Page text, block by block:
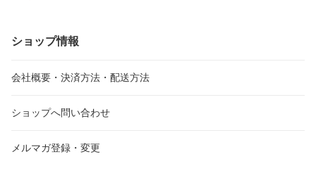
ショップ情報
会社概要・決済方法・配送方法
ショップへ問い合わせ
メルマガ登録・変更